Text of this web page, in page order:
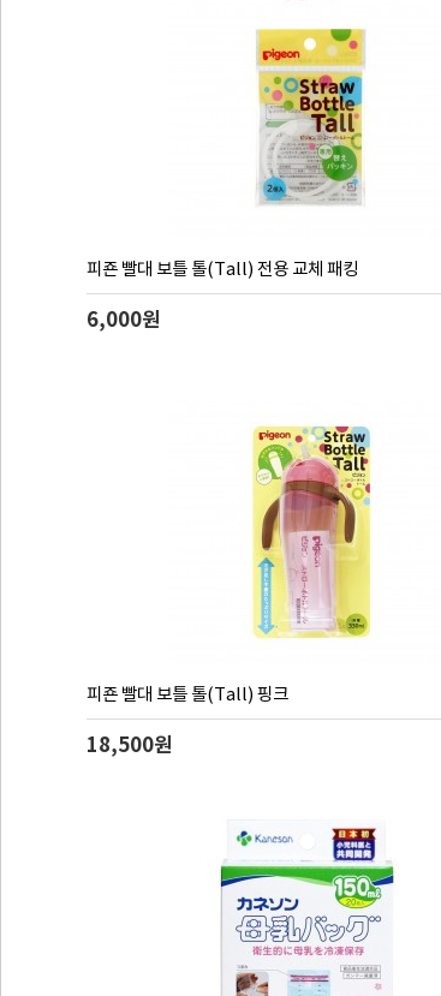
피죤 빨대 보틀 톨(Tall) 전용 교체 패킹
6,000원
피죤 빨대 보틀 톨(Tall) 핑크
18,500원